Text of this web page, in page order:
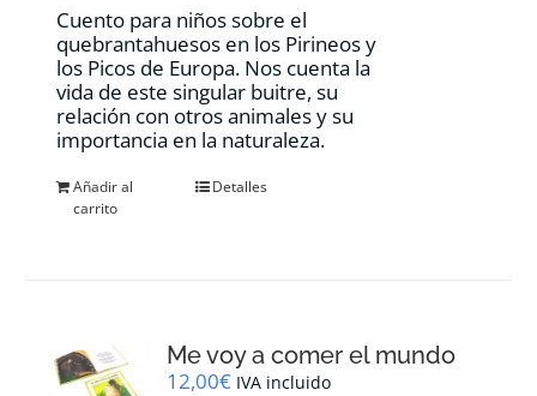
Cuento para niños sobre el
quebrantahuesos en los Pirineos y
los Picos de Europa. Nos cuenta la
vida de este singular buitre, su
relación con otros animales y su
importancia en la naturaleza.
Añadir al
carrito
Detalles
Me voy a comer el mundo
12,00€ IVA incluido